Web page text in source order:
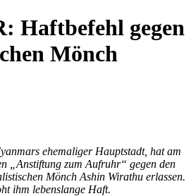
Haftbefehl gegen
Mönch
ehemaliger Hauptstadt, hat am
„Anstiftung zum Aufruhr“ gegen den
Mönch Ashin Wirathu erlassen.
ihm lebenslange Haft.